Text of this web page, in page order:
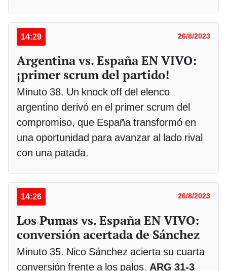
14:29 26/8/2023
Argentina vs. España EN VIVO:
¡primer scrum del partido!
Minuto 38. Un knock off del elenco
argentino derivó en el primer scrum del
compromiso, que España transformó en
una oportunidad para avanzar al lado rival
con una patada.
14:26 26/8/2023
Los Pumas vs. España EN VIVO:
conversión acertada de Sánchez
Minuto 35. Nico Sánchez acierta su cuarta
conversión frente a los palos. ARG 31-3